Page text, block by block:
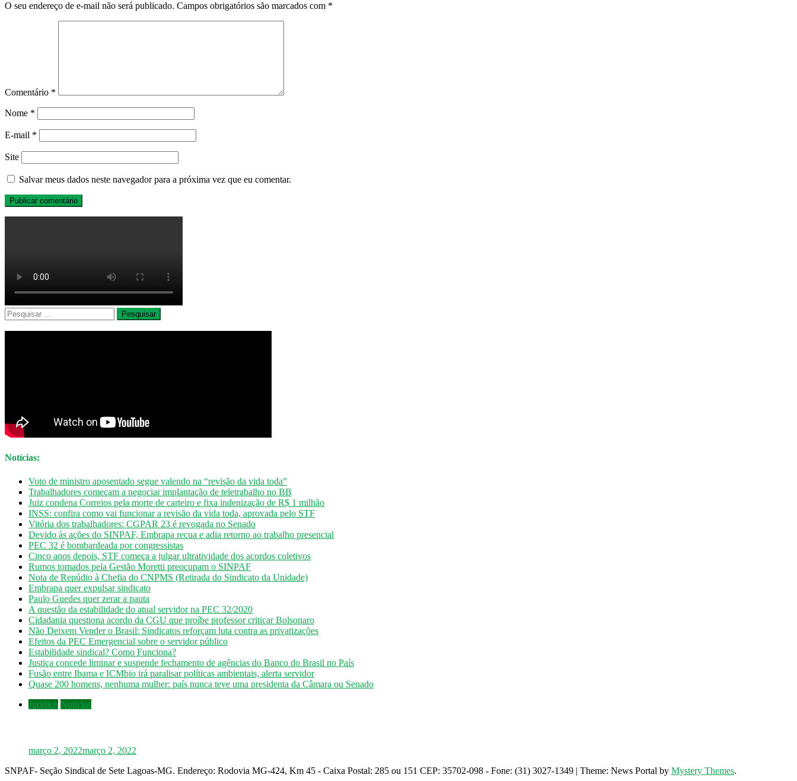
O seu endereço de e-mail não será publicado. Campos obrigatórios são marcados com *
Comentário *
Nome *
E-mail *
Site
Salvar meus dados neste navegador para a próxima vez que eu comentar.
Pesquisar
por:
Notícias:
Voto de ministro aposentado segue valendo na “revisão da vida toda”
Trabalhadores começam a negociar implantação de teletrabalho no BB
Juiz condena Correios pela morte de carteiro e fixa indenização de R$ 1 milhão
INSS: confira como vai funcionar a revisão da vida toda, aprovada pelo STF
Vitória dos trabalhadores: CGPAR 23 é revogada no Senado
Devido às ações do SINPAF, Embrapa recua e adia retorno ao trabalho presencial
PEC 32 é bombardeada por congressistas
Cinco anos depois, STF começa a julgar ultratividade dos acordos coletivos
Rumos tomados pela Gestão Moretti preocupam o SINPAF
Nota de Repúdio à Chefia do CNPMS (Retirada do Sindicato da Unidade)
Embrapa quer expulsar sindicato
Paulo Guedes quer zerar a pauta
A questão da estabilidade do atual servidor na PEC 32/2020
Cidadania questiona acordo da CGU que proíbe professor criticar Bolsonaro
Não Deixem Vender o Brasil: Sindicatos reforçam luta contra as privatizações
Efeitos da PEC Emergencial sobre o servidor público
Estabilidade sindical? Como Funciona?
Justiça concede liminar e suspende fechamento de agências do Banco do Brasil no País
Fusão entre Ibama e ICMbio irá paralisar políticas ambientais, alerta servidor
Quase 200 homens, nenhuma mulher: país nunca teve uma presidenta da Câmara ou Senado
Jurídico Notícias
março 2, 2022março 2, 2022
SNPAF- Seção Sindical de Sete Lagoas-MG. Endereço: Rodovia MG-424, Km 45 - Caixa Postal: 285 ou 151 CEP: 35702-098 - Fone: (31) 3027-1349 | Theme: News Portal by Mystery Themes.